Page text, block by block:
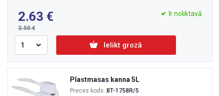
2.63
3.50
Ir noliktavā
Ielikt grozā
Plastmasas kanna 5L
Preces kods: BT-1758R/5